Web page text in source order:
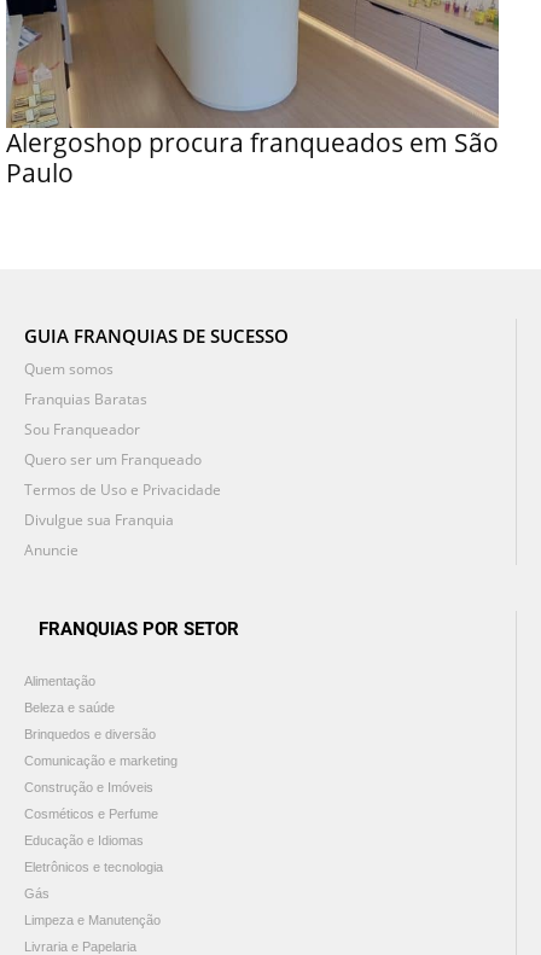
Alergoshop procura franqueados em São
Paulo
GUIA FRANQUIAS DE SUCESSO
Quem somos
Franquias Baratas
Sou Franqueador
Quero ser um Franqueado
Termos de Uso e Privacidade
Divulgue sua Franquia
Anuncie
FRANQUIAS POR SETOR
Alimentação
Beleza e saúde
Brinquedos e diversão
Comunicação e marketing
Construção e Imóveis
Cosméticos e Perfume
Educação e Idiomas
Eletrônicos e tecnologia
Gás
Limpeza e Manutenção
Livraria e Papelaria